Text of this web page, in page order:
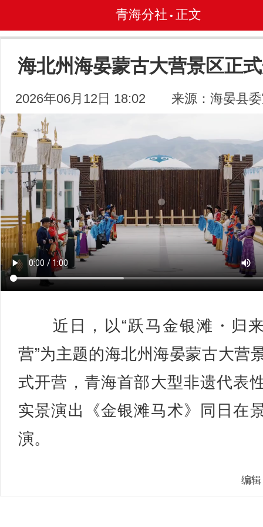
青海分社 • 正文
海北州海晏蒙古大营景区正
2026年06月12日 18:02 来源：海晏县
近日，以“跃马金银滩・归
营”为主题的海北州海晏蒙古大营
式开营，青海首部大型非遗代表
实景演出《金银滩马术》同日在
演。
编